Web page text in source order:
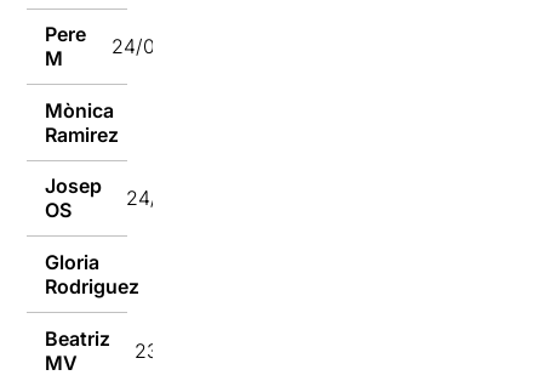
Pere
M
24/01/2017
Mònica
Ramirez
Josep
OS
24/01/2017
Gloria
Rodriguez
Beatriz
MV
23/01/2017